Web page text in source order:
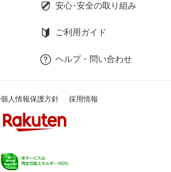
安心･安全の取り組み
ご利用ガイド
ヘルプ・問い合わせ
個人情報保護方針 採用情報